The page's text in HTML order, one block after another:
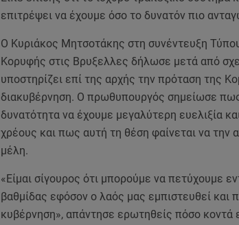
επιτρέψει να έχουμε όσο το δυνατόν πιο
O Κυριάκος Μητσοτάκης στη συνέντευξη
Κορυφής στις Βρυξελλες δήλωσε μετά από
υποστηρίζει επί της αρχής την πρόταση της
διακυβέρνηση. Ο πρωθυπουργός σημείωσε
δυνατότητα να έχουμε μεγαλύτερη ευελιξία
χρέους και πως αυτή τη θέση φαίνεται να την
μέλη.
«Είμαι σίγουρος ότι μπορούμε να πετύχουμε
βαθμίδας εφόσον ο λαός μας εμπιστευθεί και
κυβέρνηση», απάντησε ερωτηθείς πόσο κοντά